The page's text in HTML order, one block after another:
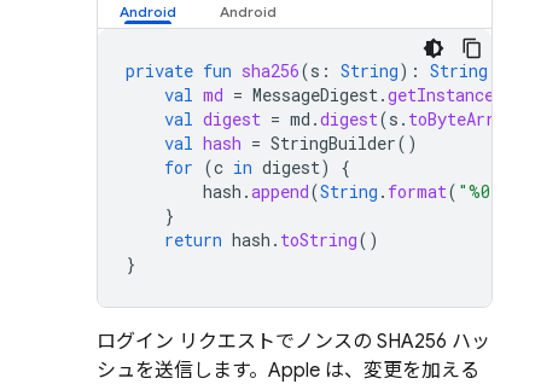
private fun sha256(s : String): String
val md = MessageDigest.getInstance
val digest = md .digest(s . toByteArray
val hash = StringBuilder()
for (c in digest)
{
hash .append(String . format( "%02x"
}
return hash . toString()
}
ログイン リクエストでノンスの SHA256 ハッ
シュを送信します。Apple は、変更を加える